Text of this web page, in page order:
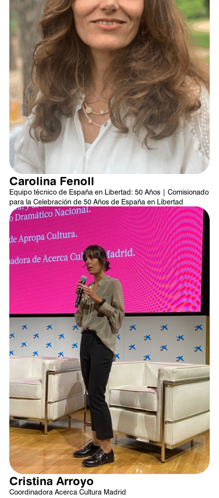
Carolina Fenoll
Equipo técnico de España en Libertad: 50 Años | Comisionado
para la Celebración de 50 Años de España en Libertad
Cristina Arroyo
Coordinadora Acerca Cultura Madrid